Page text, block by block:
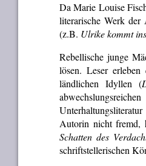
Da Marie Louise
literarische Werk der
(z.B. Ulrike kommt
Rebellische junge
lösen. Leser
ländlichen Idyllen (
Autorin nicht fremd,
Schatten des
schriftstellerischen